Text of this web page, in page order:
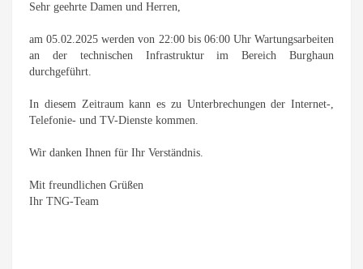
Sehr geehrte Damen und Herren,
am 05.02.2025 werden von 22:00 bis 06:00 Uhr Wartungsarbeiten
an der technischen Infrastruktur im Bereich Burghaun
durchgeführt.
In diesem Zeitraum kann es zu Unterbrechungen der Internet-,
Telefonie- und TV-Dienste kommen.
Wir danken Ihnen für Ihr Verständnis.
Mit freundlichen Grüßen
Ihr TNG-Team